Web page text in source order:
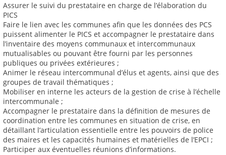
Assurer le suivi du prestataire en charge de l’élaboration du
PICS
Faire le lien avec les communes afin que les données des PCS
puissent alimenter le PICS et accompagner le prestataire dans
l’inventaire des moyens communaux et intercommunaux
mutualisables ou pouvant être fourni par les personnes
publiques ou privées extérieures ;
Animer le réseau intercommunal d’élus et agents, ainsi que des
groupes de travail thématiques ;
Mobiliser en interne les acteurs de la gestion de crise à l’échelle
intercommunale ;
Accompagner le prestataire dans la définition de mesures de
coordination entre les communes en situation de crise, en
détaillant l’articulation essentielle entre les pouvoirs de police
des maires et les capacités humaines et matérielles de l’EPCI ;
Participer aux éventuelles réunions d’informations.